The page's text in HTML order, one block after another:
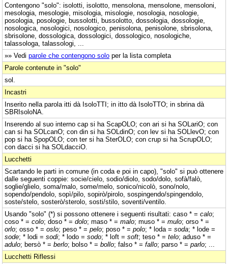
Contengono "solo": isolotti, isolotto, mensolona, mensolone, mensoloni,
mesologia, mesologie, misologia, misologie, nosologia, nosologie,
posologia, posologie, bussolotti, bussolotto, dossologia, dossologie,
nosologica, nosologici, nosologico, penisolona, penisolone, sbrisolona,
sbrisolone, dossologica, dossologici, dossologico, nosologiche,
talassologa, talassologi, ...
»» Vedi parole che contengono solo per la lista completa
Parole contenute in "solo"
sol.
Incastri
Inserito nella parola itti dà IsoloTTI; in itto dà IsoloTTO; in sbrina dà
SBRIsoloNA.
Inserendo al suo interno cap si ha ScapOLO; con ari si ha SOLariO; con
can si ha SOLcanO; con din si ha SOLdinO; con lev si ha SOLlevO; con
pop si ha SpopOLO; con ter si ha SterOLO; con crup si ha ScrupOLO;
con dacci si ha SOLdacciO.
Lucchetti
Scartando le parti in comune (in coda e poi in capo), "solo" si può ottenere
dalle seguenti coppie: socie/cielo, sodio/diolo, sodo/dolo, sofà/falò,
soglie/glielo, soma/malo, some/melo, sonico/nicolò, sono/nolo,
sopendo/pendolo, sopì/pilo, sopirò/pirolo, sospingendo/spingendolo,
soste/stelo, sosterò/sterolo, sosti/stilo, soventi/ventilo.
Usando "solo" (*) si possono ottenere i seguenti risultati: caso * = calo;
coso * = colo; doso * = dolo; maso * = malo; muso * = mulo; orso * =
orlo; osso * = oslo; peso * = pelo; poso * = polo; * loda = soda; * lode =
sode; * lodi = sodi; * lodo = sodo; * loft = soft; teso * = telo; aduso * =
adulo; bersò * = berlo; bolso * = bollo; falso * = fallo; parso * = parlo; ...
Lucchetti Riflessi